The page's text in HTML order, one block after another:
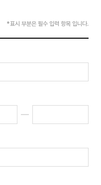
*표시 부분은 필수 입력 항목 입니다.